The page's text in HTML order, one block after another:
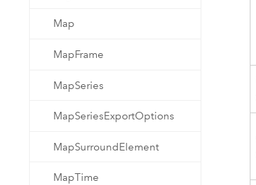
Map
MapFrame
MapSeries
MapSeriesExportOptions
MapSurroundElement
MapTime